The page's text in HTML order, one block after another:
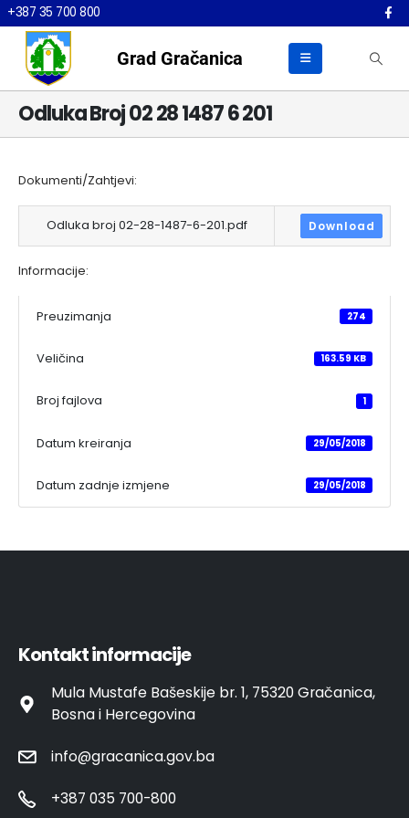
+387 35 700 800
Grad Gračanica
Odluka Broj 02 28 1487 6 201
Dokumenti/Zahtjevi:
Odluka broj 02-28-1487-6-201.pdf Download
Informacije:
Preuzimanja 274
Veličina 163.59 KB
Broj fajlova 1
Datum kreiranja 29/05/2018
Datum zadnje izmjene 29/05/2018
Kontakt informacije
Mula Mustafe Bašeskije br. 1, 75320 Gračanica,
Bosna i Hercegovina
info@gracanica.gov.ba
+387 035 700-800